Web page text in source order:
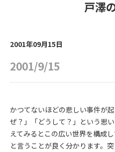
戸澤
2001年09月15日
2001/9/15
かつてないほどの悲しい事件が
ぜ？」「どうして？」という思
えてみるとこの広い世界を構成
と言うことが良く分かります。